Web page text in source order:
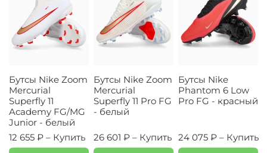
Бутсы Nike Zoom
Mercurial
Superfly 11
Academy FG/MG
Junior - белый
12 655 ₽ – Купить
Бутсы Nike Zoom
Mercurial
Superfly 11 Pro FG
- белый
26 601 ₽ – Купить
Бутсы Nike
Phantom 6 Low
Pro FG - красный
24 075 ₽ – Купить